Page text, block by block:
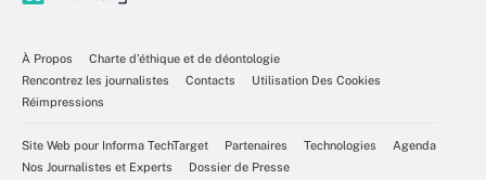
À Propos
Charte d’éthique et de déontologie
Rencontrez les journalistes
Contacts
Utilisation Des Cookies
Réimpressions
Site Web pour Informa TechTarget Partenaires Technologies
Agenda
Nos Journalistes et Experts
Dossier de Presse